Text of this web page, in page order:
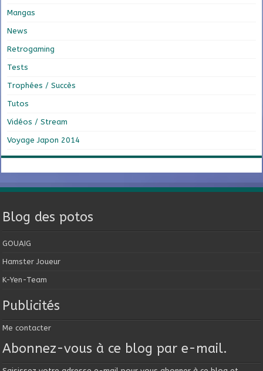
Mangas
News
Retrogaming
Tests
Trophées / Succès
Tutos
Vidéos / Stream
Voyage Japon 2014
Blog des potos
GOUAIG
Hamster Joueur
K-Yen-Team
Publicités
Me contacter
Abonnez-vous à ce blog par e-mail.